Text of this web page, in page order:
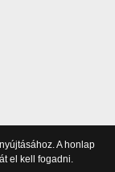
A honlap
el kell fogadni.